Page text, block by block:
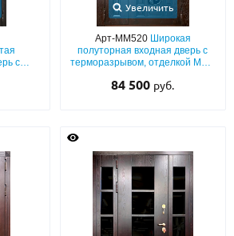
с
Увеличить
Арт-ММ520 Широкая
полуторная входная дверь с
терморазрывом, отделкой МДФ
стеклом и решеткой «виноград»
84 500 руб.